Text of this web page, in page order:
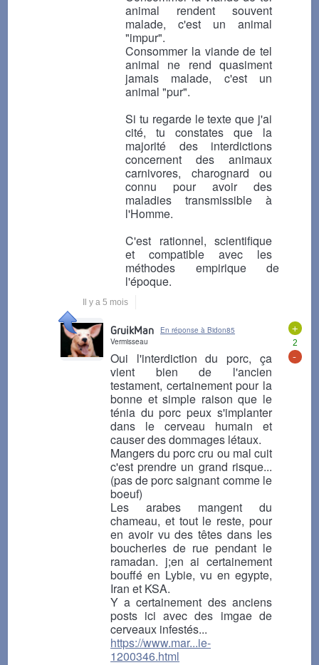
animal rendent souvent
malade, c'est un animal
"impur".
Consommer la viande de tel
animal ne rend quasiment
jamais malade, c'est un
animal "pur".
Si tu regarde le texte que j'ai
cité, tu constates que la
majorité des interdictions
concernent des animaux
carnivores, charognard ou
connu pour avoir des
maladies transmissible à
l'Homme.
C'est rationnel, scientifique
et compatible avec les
méthodes empirique de
l'époque.
Il y a 5 mois
+
2
-
GruikMan
En réponse à Bidon85
Vermisseau
Oui l'interdiction du porc, ça
vient bien de l'ancien
testament, certainement pour la
bonne et simple raison que le
ténia du porc peux s'implanter
dans le cerveau humain et
causer des dommages létaux.
Mangers du porc cru ou mal cuit
c'est prendre un grand risque...
(pas de porc saignant comme le
boeuf)
Les arabes mangent du
chameau, et tout le reste, pour
en avoir vu des têtes dans les
boucheries de rue pendant le
ramadan. j;en ai certainement
bouffé en Lybie, vu en egypte,
Iran et KSA.
Y a certainement des anciens
posts ici avec des imgae de
cerveaux infestés...
https://www.mar...ie-
1200346.html